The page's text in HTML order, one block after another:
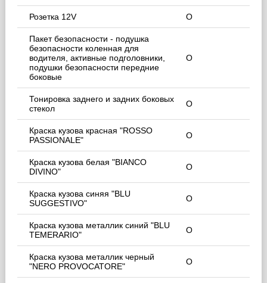
Розетка 12V O
Пакет безопасности - подушка
безопасности коленная для
водителя, активные подголовники,
подушки безопасности передние
боковые
O
Тонировка заднего и задних боковых
стекол
O
Краска кузова красная "ROSSO
PASSIONALE"
O
Краска кузова белая "BIANCO
DIVINO"
O
Краска кузова синяя "BLU
SUGGESTIVO"
O
Краска кузова металлик синий "BLU
TEMERARIO"
O
Краска кузова металлик черный
"NERO PROVOCATORE"
O